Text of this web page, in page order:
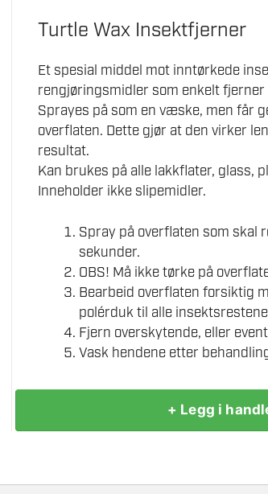
Turtle Wax Insektfjerner
Et spesial middel mot inntørkede
rengjøringsmidler som enkelt
Sprayes på som en væske, men får
overflaten. Dette gjør at den virker
resultat.
Kan brukes på alle lakkflater, glass,
Inneholder ikke slipemidler.
Spray på overflaten som skal
sekunder.
OBS! Må ikke tørke på
Bearbeid overflaten forsiktig
polérduk til alle
Fjern overskytende, eller
Vask hendene etter
+ Legg i